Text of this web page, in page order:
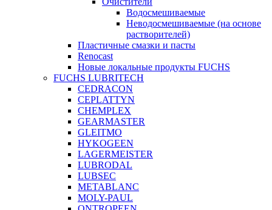
Водосмешиваемые
Неводосмешиваемые (на основе
растворителей)
Пластичные смазки и пасты
Renocast
Новые локальные продукты FUCHS
FUCHS LUBRITECH
CEDRACON
CEPLATTYN
CHEMPLEX
GEARMASTER
GLEITMO
HYKOGEEN
LAGERMEISTER
LUBRODAL
LUBSEC
METABLANC
MOLY-PAUL